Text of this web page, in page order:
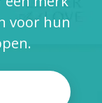
voor hun